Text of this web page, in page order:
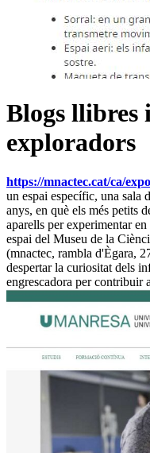
Blogs llibres
exploradors
https://mnactec.cat/ca/
un espai específic, una sala
anys, en què els més petits
aparells per experimentar
espai del Museu de la
(mnactec, rambla d'Ègara,
despertar la curiositat dels
engrescadora per contribuir